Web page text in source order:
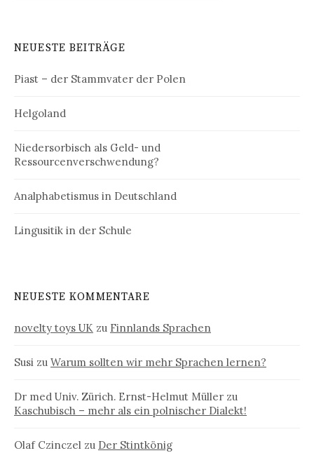
NEUESTE BEITRÄGE
Piast – der Stammvater der Polen
Helgoland
Niedersorbisch als Geld- und
Ressourcenverschwendung?
Analphabetismus in Deutschland
Lingusitik in der Schule
NEUESTE KOMMENTARE
novelty toys UK zu Finnlands Sprachen
Susi zu Warum sollten wir mehr Sprachen lernen?
Dr med Univ. Zürich. Ernst-Helmut Müller zu
Kaschubisch – mehr als ein polnischer Dialekt!
Olaf Czinczel zu Der Stintkönig